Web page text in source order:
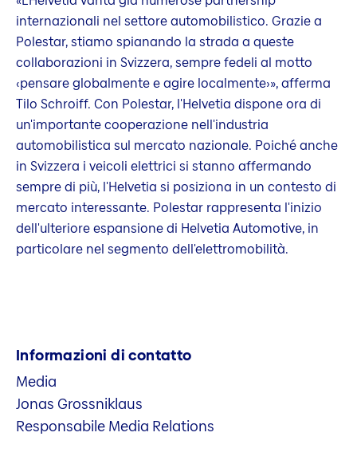
internazionali nel settore automobilistico. Grazie a
Polestar, stiamo spianando la strada a queste
collaborazioni in Svizzera, sempre fedeli al motto
‹pensare globalmente e agire localmente›», afferma
Tilo Schroiff. Con Polestar, l'Helvetia dispone ora di
un'importante cooperazione nell'industria
automobilistica sul mercato nazionale. Poiché anche
in Svizzera i veicoli elettrici si stanno affermando
sempre di più, l'Helvetia si posiziona in un contesto di
mercato interessante. Polestar rappresenta l'inizio
dell'ulteriore espansione di Helvetia Automotive, in
particolare nel segmento dell'elettromobilità.
Informazioni di contatto
Media
Jonas Grossniklaus
Responsabile Media Relations